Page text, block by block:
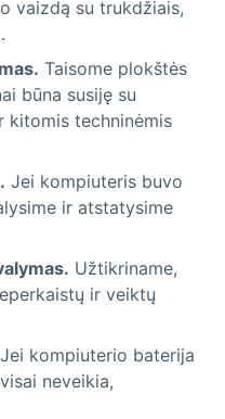
vaizdą su trukdžiais,
Taisome plokštės
būna susiję su
kitomis techninėmis
Jei kompiuteris buvo
ir atstatysime
Užtikriname,
ir veiktų
Jei kompiuterio baterija
neveikia,